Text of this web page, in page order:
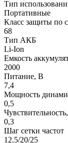
Тип
Портативные
Класс защиты по
68
Тип АКБ
Li-Ion
Емкость
2000
Питание, В
7,4
Мощность
0,5
0,3
Шаг сетки частот
12.5/20/25